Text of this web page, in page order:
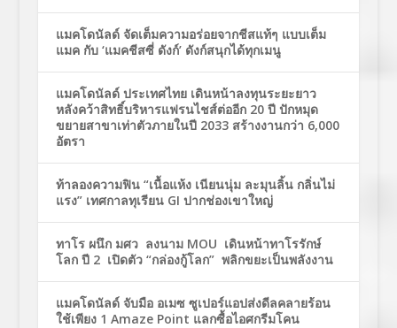
แมคโดนัลด์ จัดเต็มความอร่อยจากชีสแท้ๆ แบบเต็ม
แมค กับ ‘แมคชีสซี่ ดังก์’ ดังก์สนุกได้ทุกเมนู
แมคโดนัลด์ ประเทศไทย เดินหน้าลงทุนระยะยาว
หลังคว้าสิทธิ์บริหารแฟรนไชส์ต่ออีก 20 ปี ปักหมุด
ขยายสาขาเท่าตัวภายในปี 2033 สร้างงานกว่า 6,000
อัตรา
ท้าลองความฟิน “เนื้อแห้ง เนียนนุ่ม ละมุนลิ้น กลิ่นไม่
แรง” เทศกาลทุเรียน GI ปากช่องเขาใหญ่
ทาโร ผนึก มศว ลงนาม MOU เดินหน้าทาโรรักษ์
โลก ปี 2 เปิดตัว “กล่องกู้โลก” พลิกขยะเป็นพลังงาน
แมคโดนัลด์ จับมือ อเมซ ซูเปอร์แอปส่งดีลคลายร้อน
ใช้เพียง 1 Amaze Point แลกซื้อไอศกรีมโคน